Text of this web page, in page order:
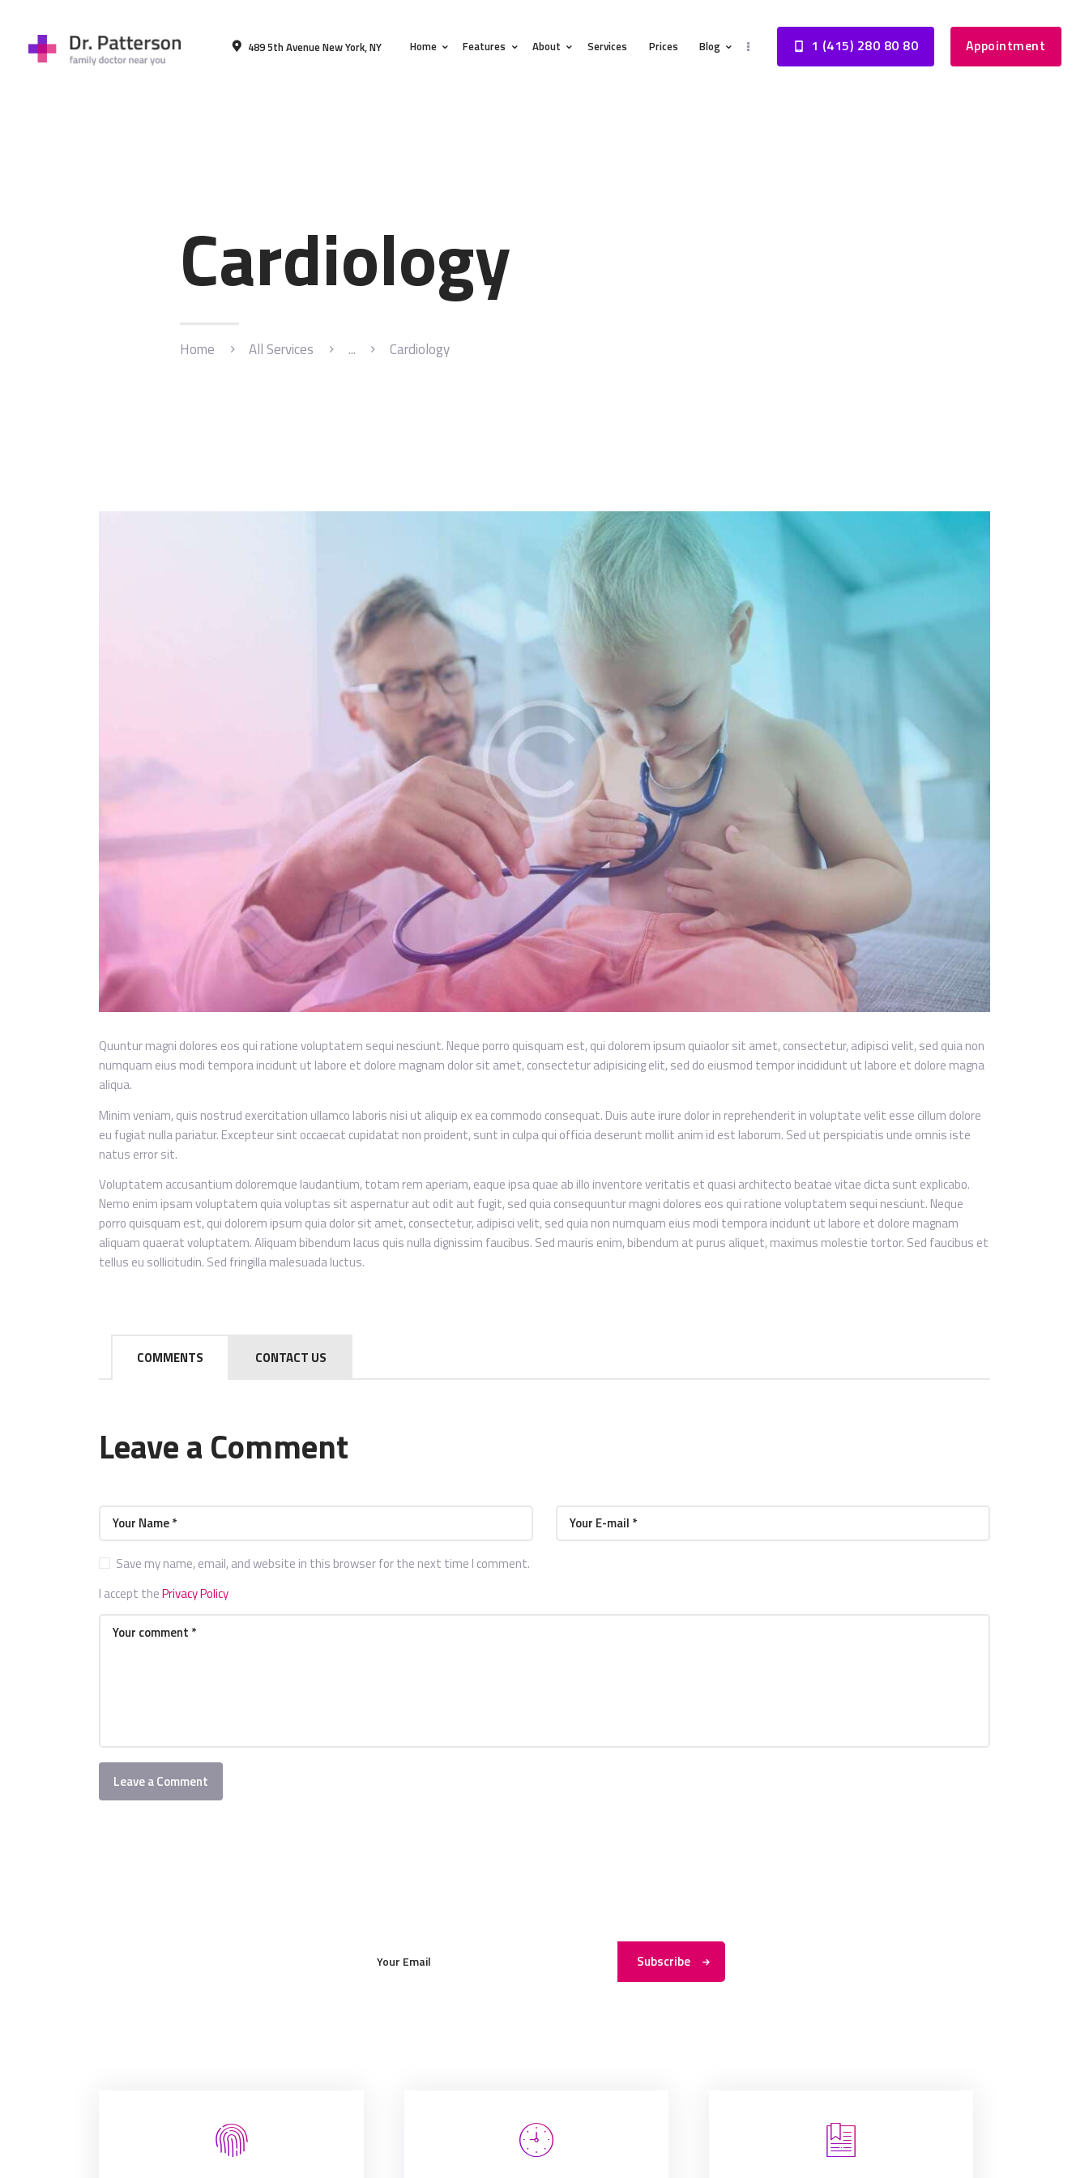
489 5th Avenue New York, NY Home Features About Services Prices Blog 1 (415) 280 80 80 Appointment
Cardiology
Home All Services ... Cardiology
FEATURES
CONTACTS
Quuntur magni dolores eos qui ratione voluptatem sequi nesciunt. Neque porro quisquam est, qui dolorem ipsum quiaolor sit amet, consectetur, adipisci velit, sed quia non
numquam eius modi tempora incidunt ut labore et dolore magnam dolor sit amet, consectetur adipisicing elit, sed do eiusmod tempor incididunt ut labore et dolore magna
aliqua.
Minim veniam, quis nostrud exercitation ullamco laboris nisi ut aliquip ex ea commodo consequat. Duis aute irure dolor in reprehenderit in voluptate velit esse cillum dolore
eu fugiat nulla pariatur. Excepteur sint occaecat cupidatat non proident, sunt in culpa qui officia deserunt mollit anim id est laborum. Sed ut perspiciatis unde omnis iste
natus error sit.
Voluptatem accusantium doloremque laudantium, totam rem aperiam, eaque ipsa quae ab illo inventore veritatis et quasi architecto beatae vitae dicta sunt explicabo.
Nemo enim ipsam voluptatem quia voluptas sit aspernatur aut odit aut fugit, sed quia consequuntur magni dolores eos qui ratione voluptatem sequi nesciunt. Neque
porro quisquam est, qui dolorem ipsum quia dolor sit amet, consectetur, adipisci velit, sed quia non numquam eius modi tempora incidunt ut labore et dolore magnam
aliquam quaerat voluptatem. Aliquam bibendum lacus quis nulla dignissim faucibus. Sed mauris enim, bibendum at purus aliquet, maximus molestie tortor. Sed faucibus et
tellus eu sollicitudin. Sed fringilla malesuada luctus.
COMMENTS CONTACT US
Leave a Comment
Save my name, email, and website in this browser for the next time I comment.
I accept thePrivacy Policy
Subscribe